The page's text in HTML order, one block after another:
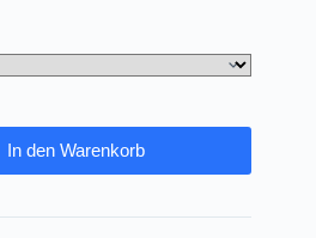
In den Warenkorb